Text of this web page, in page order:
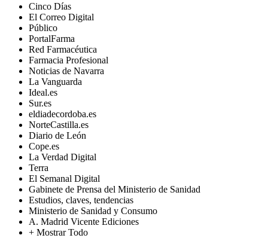
Cinco Días
El Correo Digital
Público
PortalFarma
Red Farmacéutica
Farmacia Profesional
Noticias de Navarra
La Vanguarda
Ideal.es
Sur.es
eldiadecordoba.es
NorteCastilla.es
Diario de León
Cope.es
La Verdad Digital
Terra
El Semanal Digital
Gabinete de Prensa del Ministerio de Sanidad
Estudios, claves, tendencias
Ministerio de Sanidad y Consumo
A. Madrid Vicente Ediciones
+ Mostrar Todo